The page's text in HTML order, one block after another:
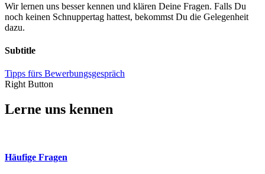
Wir lernen uns besser kennen und klären Deine Fragen. Falls Du
noch keinen Schnuppertag hattest, bekommst Du die Gelegenheit
dazu.
Subtitle
Tipps fürs Bewerbungsgespräch
Right Button
Lerne uns kennen
Häufige Fragen